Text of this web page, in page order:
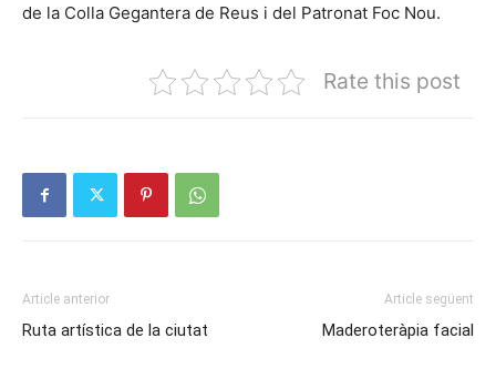
de la Colla Gegantera de Reus i del Patronat Foc Nou.
Rate this post
Article anterior
Ruta artística de la ciutat
Article següent
Maderoteràpia facial